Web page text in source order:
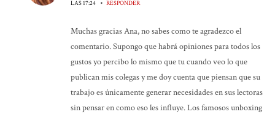
LAS 17:24 • RESPONDER
Muchas gracias Ana, no sabes como te agradezco el
comentario. Supongo que habrá opiniones para todos los
gustos yo percibo lo mismo que tu cuando veo lo que
publican mis colegas y me doy cuenta que piensan que su
trabajo es únicamente generar necesidades en sus lectoras
sin pensar en como eso les influye. Los famosos unboxing